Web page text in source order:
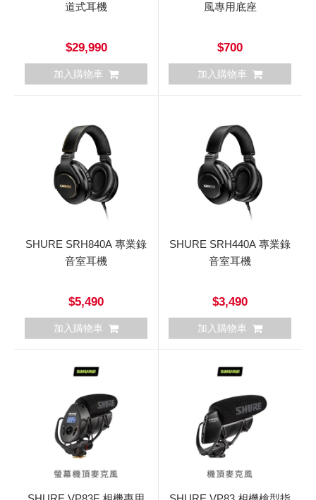
道式耳機
$29,990
加入購物車
風專用底座
$700
加入購物車
SHURE SRH840A 專業錄
音室耳機
$5,490
加入購物車
SHURE SRH440A 專業錄
音室耳機
$3,490
加入購物車